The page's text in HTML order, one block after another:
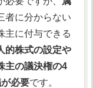
者に分からない
主に付与できる
的株式の設定や
主の議決権の4
必要です。